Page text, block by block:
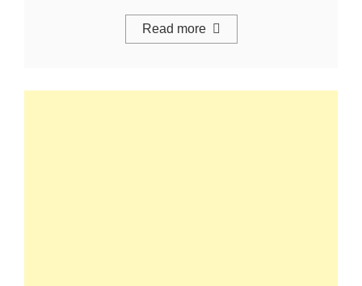
Read more